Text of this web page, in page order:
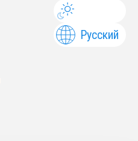
Русский